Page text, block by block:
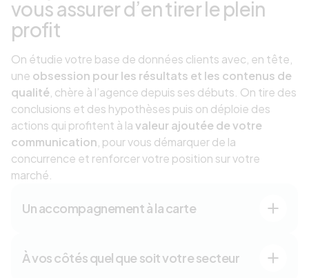
vous assurer d’en tirer le plein
profit
On étudie votre base de données clients avec, en tête,
une obsession pour les résultats et les contenus de
qualité , chère à l’agence depuis ses débuts. On tire des
conclusions et des hypothèses puis on déploie des
actions qui profitent à lavaleur ajoutée de votre
communication , pour vous démarquer de la
concurrence et renforcer votre position sur votre
marché.
Un accompagnement à la carte
À vos côtés quel que soit votre secteur